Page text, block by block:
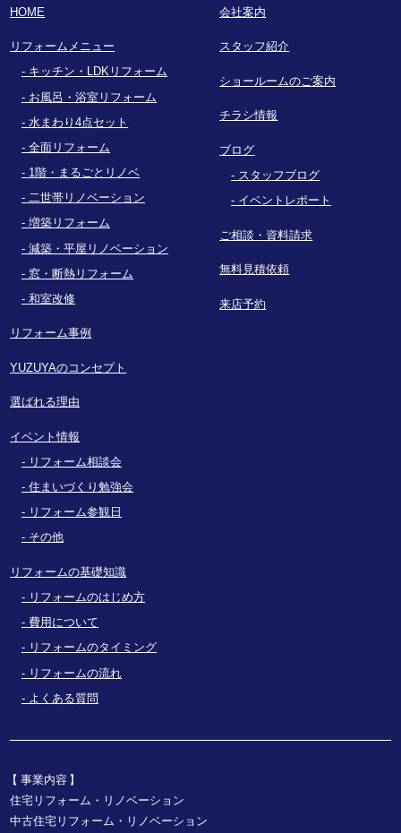
HOME
リフォームメニュー
キッチン・LDKリフォーム
お風呂・浴室リフォーム
水まわり4点セット
全面リフォーム
1階・まるごとリノベ
二世帯リノベーション
増築リフォーム
減築・平屋リノベーション
窓・断熱リフォーム
和室改修
リフォーム事例
YUZUYAのコンセプト
選ばれる理由
イベント情報
リフォーム相談会
住まいづくり勉強会
リフォーム参観日
その他
リフォームの基礎知識
リフォームのはじめ方
費用について
リフォームのタイミング
リフォームの流れ
よくある質問
会社案内
スタッフ紹介
ショールームのご案内
チラシ情報
ブログ
スタッフブログ
イベントレポート
ご相談・資料請求
無料見積依頼
来店予約
事業内容
住宅リフォーム・リノベーション
中古住宅リフォーム・リノベーション